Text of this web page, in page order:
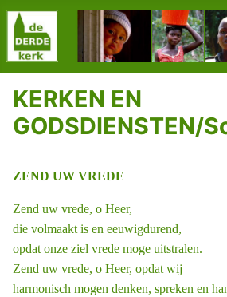
KERKEN EN
GODSDIENSTEN/
ZEND UW VREDE
Zend uw vrede, o Heer,
die volmaakt is en eeuwigdurend,
opdat onze ziel vrede moge uitstralen.
Zend uw vrede, o Heer, opdat wij
harmonisch mogen denken, spreken en